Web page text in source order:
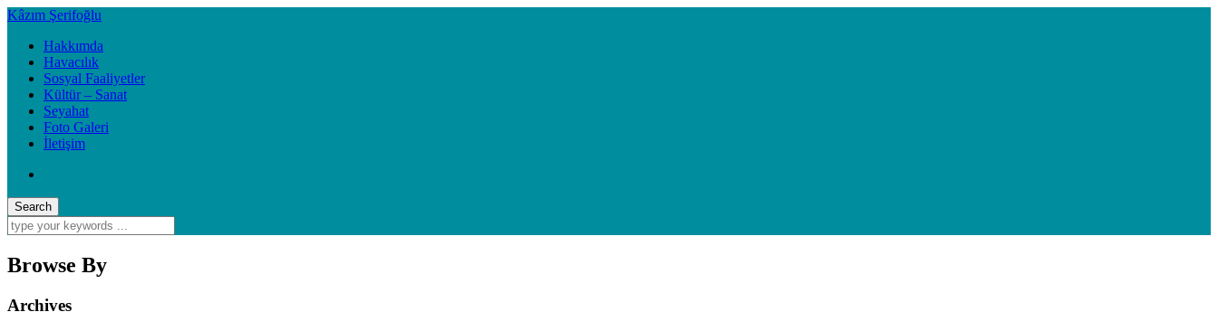
Kâzım Şerifoğlu
Hakkımda
Havacılık
Sosyal Faaliyetler
Kültür – Sanat
Seyahat
Foto Galeri
İletişim
Browse By
Archives